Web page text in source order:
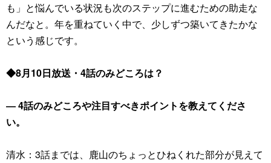
も」と悩んでいる状況も次のステップに進むための助走な
んだなと。年を重ねていく中で、少しずつ築いてきたかな
という感じです。
◆8月10日放送・4話のみどころは？
― 4話のみどころや注目すべきポイントを教えてくださ
い。
清水：3話までは、鹿山のちょっとひねくれた部分が見えて